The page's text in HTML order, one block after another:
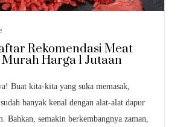
Rekomendasi Meat
Harga 1 Jutaan
Buat kita-kita yang suka memasak,
banyak kenal dengan alat-alat dapur
Bahkan, semakin berkembangnya zaman,